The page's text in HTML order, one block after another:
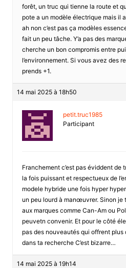
forêt, un truc qui tienne la route et
pote a un modèle électrique mais il
ah non c’est pas ça modèles
fait un peu tâche. Y’a pas des
cherche un bon compromis entre
l’environnement. Si vous avez des
prends +1.
14 mai 2025 à 18h50
petit.truc1985
Participant
Franchement c’est pas éviddent de
la fois puissant et respectueux de
modele hybride une fois hyper
un peu lourd à manœuvrer. Sinon
aux marques comme Can-Am ou
peuvetn convenir. Et pour le côté
pas des nouveautés qui offrent plus
dans ta recherche C’est bizarre…
14 mai 2025 à 19h14